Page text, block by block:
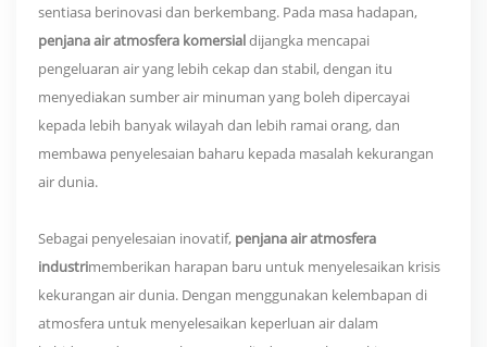
sentiasa berinovasi dan berkembang. Pada masa hadapan,
penjana air atmosfera komersialdijangka mencapai
pengeluaran air yang lebih cekap dan stabil, dengan itu
menyediakan sumber air minuman yang boleh dipercayai
kepada lebih banyak wilayah dan lebih ramai orang, dan
membawa penyelesaian baharu kepada masalah kekurangan
air dunia.
Sebagai penyelesaian inovatif, penjana air atmosfera
industrimemberikan harapan baru untuk menyelesaikan krisis
kekurangan air dunia. Dengan menggunakan kelembapan di
atmosfera untuk menyelesaikan keperluan air dalam